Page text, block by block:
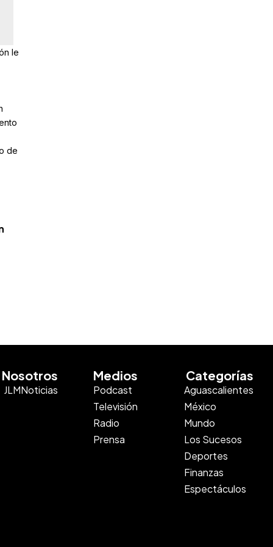
le
de
Nosotros
JLMNoticias
Medios
Podcast
Televisión
Radio
Prensa
Categorías
Aguascalientes
México
Mundo
Los Sucesos
Deportes
Finanzas
Espectáculos